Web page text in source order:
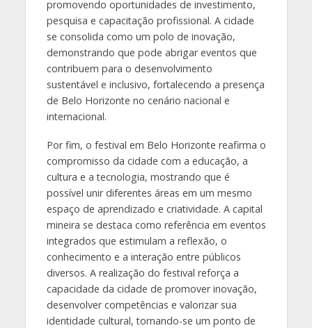
promovendo oportunidades de investimento,
pesquisa e capacitação profissional. A cidade
se consolida como um polo de inovação,
demonstrando que pode abrigar eventos que
contribuem para o desenvolvimento
sustentável e inclusivo, fortalecendo a presença
de Belo Horizonte no cenário nacional e
internacional.
Por fim, o festival em Belo Horizonte reafirma o
compromisso da cidade com a educação, a
cultura e a tecnologia, mostrando que é
possível unir diferentes áreas em um mesmo
espaço de aprendizado e criatividade. A capital
mineira se destaca como referência em eventos
integrados que estimulam a reflexão, o
conhecimento e a interação entre públicos
diversos. A realização do festival reforça a
capacidade da cidade de promover inovação,
desenvolver competências e valorizar sua
identidade cultural, tornando-se um ponto de